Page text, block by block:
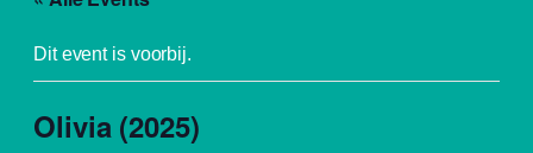
Dit event is voorbij.
Olivia (2025)